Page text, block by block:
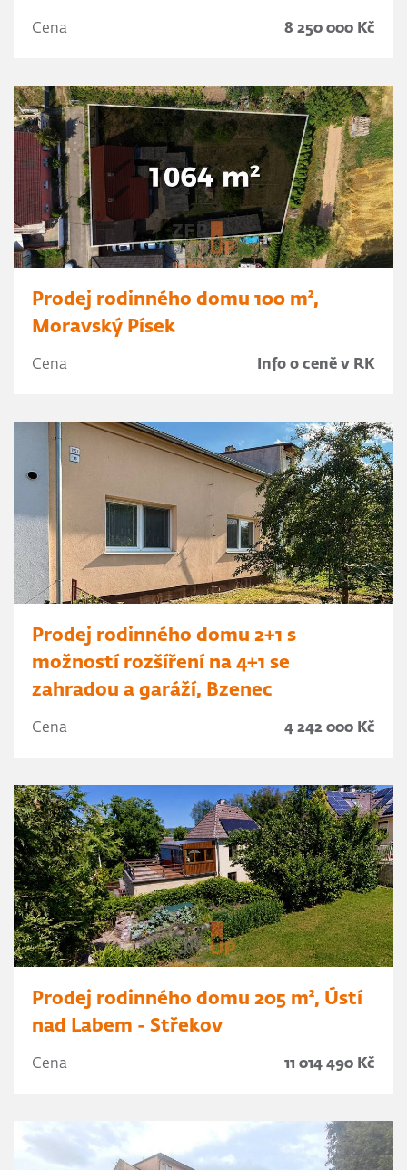
Cena 8 250 000 Kč
Prodej rodinného domu 100 m²,
Moravský Písek
Cena Info o ceně v RK
Prodej rodinného domu 2+1 s
možností rozšíření na 4+1 se
zahradou a garáží, Bzenec
Cena 4 242 000 Kč
Prodej rodinného domu 205 m², Ústí
nad Labem - Střekov
Cena 11 014 490 Kč